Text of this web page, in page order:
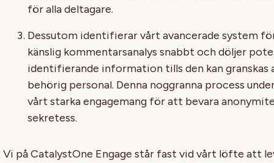
för alla deltagare.
Dessutom identifierar vårt avancerade system
känslig kommentarsanalys snabbt och döljer
identifierande information tills den kan granskas
behörig personal. Denna noggranna process
vårt starka engagemang för att bevara
sekretess.
Vi på CatalystOne Engage står fast vid vårt löfte att